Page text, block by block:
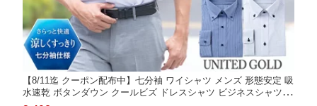
【8/11迄 クーポン配布中】七分袖 ワイシャツ メンズ 形態安定 吸
水速乾 ボタンダウン クールビズ ドレスシャツ ビジネスシャツ 七